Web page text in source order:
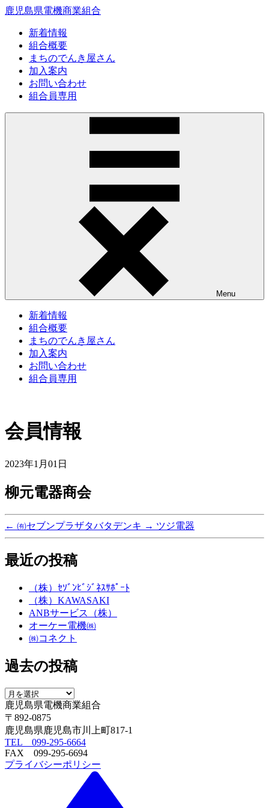
鹿児島県電機商業組合
新着情報
組合概要
まちのでんき屋さん
加入案内
お問い合わせ
組合員専用
Menu
新着情報
組合概要
まちのでんき屋さん
加入案内
お問い合わせ
組合員専用
会員情報
2023年1月01日
柳元電器商会
← ㈲セブンプラザタバタデンキ → ツジ電器
最近の投稿
（株）ｾｿﾞﾝﾋﾞｼﾞﾈｽｻﾎﾟｰﾄ
（株）KAWASAKI
ANBサービス（株）
オーケー電機㈱
㈱コネクト
過去の投稿
鹿児島県電機商業組合
〒892-0875
鹿児島県鹿児島市川上町817-1
TEL 099-295-6664
FAX 099-295-6694
プライバシーポリシー